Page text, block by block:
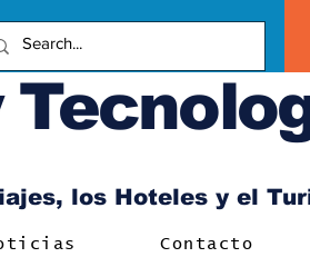
los Hoteles y el
Contacto